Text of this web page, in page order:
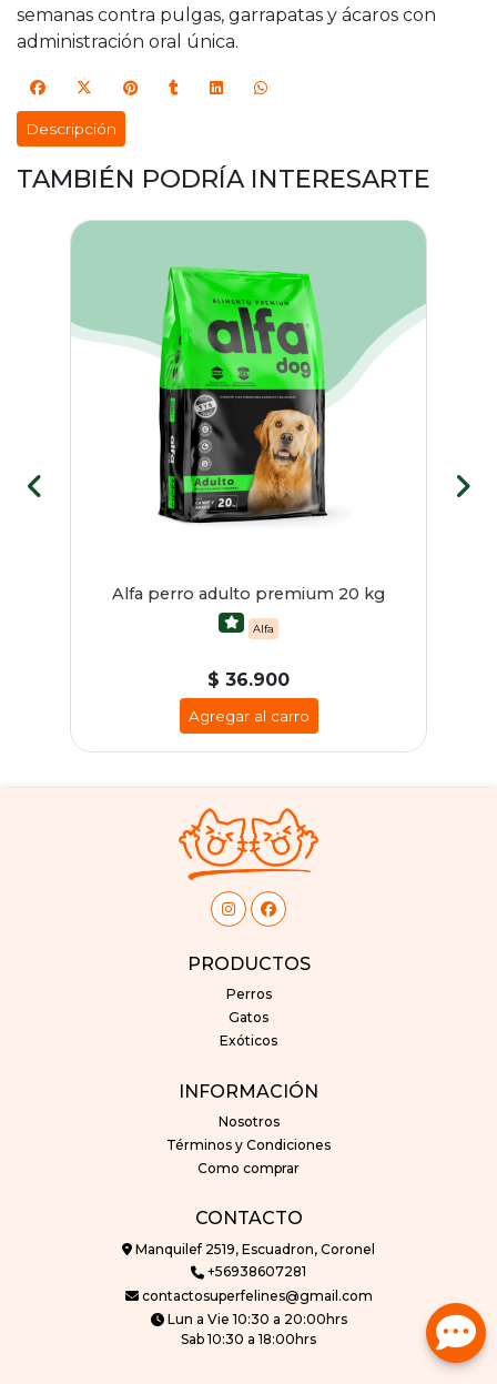
semanas contra pulgas, garrapatas y ácaros con
administración oral única.
Descripción
TAMBIÉN PODRÍA INTERESARTE
Alfa perro adulto premium 20 kg
Alfa
$ 36.900
Agregar al carro
PRODUCTOS
Perros
Gatos
Exóticos
INFORMACIÓN
Nosotros
Términos y Condiciones
Como comprar
CONTACTO
Manquilef 2519, Escuadron, Coronel
+56938607281
contactosuperfelines@gmail.com
Lun a Vie 10:30 a 20:00hrs
Sab 10:30 a 18:00hrs